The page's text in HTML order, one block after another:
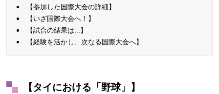
【参加した国際大会の詳細】
【いざ国際大会へ！】
【試合の結果は...】
【経験を活かし、次なる国際大会へ】
【タイにおける「野球」】